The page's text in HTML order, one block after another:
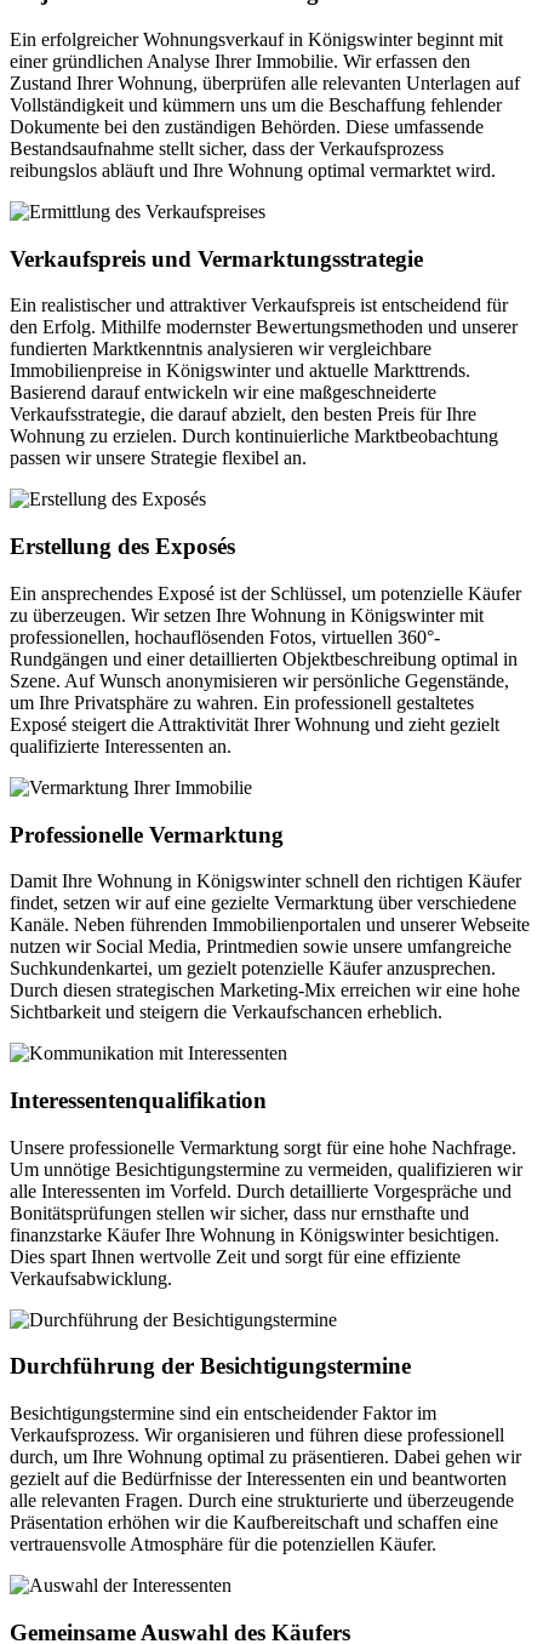
Ein erfolgreicher Wohnungsverkauf in Königswinter beginnt mit
einer gründlichen Analyse Ihrer Immobilie. Wir erfassen den
Zustand Ihrer Wohnung, überprüfen alle relevanten Unterlagen auf
Vollständigkeit und kümmern uns um die Beschaffung fehlender
Dokumente bei den zuständigen Behörden. Diese umfassende
Bestandsaufnahme stellt sicher, dass der Verkaufsprozess
reibungslos abläuft und Ihre Wohnung optimal vermarktet wird.
Verkaufspreis und Vermarktungsstrategie
Ein realistischer und attraktiver Verkaufspreis ist entscheidend für
den Erfolg. Mithilfe modernster Bewertungsmethoden und unserer
fundierten Marktkenntnis analysieren wir vergleichbare
Immobilienpreise in Königswinter und aktuelle Markttrends.
Basierend darauf entwickeln wir eine maßgeschneiderte
Verkaufsstrategie, die darauf abzielt, den besten Preis für Ihre
Wohnung zu erzielen. Durch kontinuierliche Marktbeobachtung
passen wir unsere Strategie flexibel an.
Erstellung des Exposés
Ein ansprechendes Exposé ist der Schlüssel, um potenzielle Käufer
zu überzeugen. Wir setzen Ihre Wohnung in Königswinter mit
professionellen, hochauflösenden Fotos, virtuellen 360°-
Rundgängen und einer detaillierten Objektbeschreibung optimal in
Szene. Auf Wunsch anonymisieren wir persönliche Gegenstände,
um Ihre Privatsphäre zu wahren. Ein professionell gestaltetes
Exposé steigert die Attraktivität Ihrer Wohnung und zieht gezielt
qualifizierte Interessenten an.
Professionelle Vermarktung
Damit Ihre Wohnung in Königswinter schnell den richtigen Käufer
findet, setzen wir auf eine gezielte Vermarktung über verschiedene
Kanäle. Neben führenden Immobilienportalen und unserer Webseite
nutzen wir Social Media, Printmedien sowie unsere umfangreiche
Suchkundenkartei, um gezielt potenzielle Käufer anzusprechen.
Durch diesen strategischen Marketing-Mix erreichen wir eine hohe
Sichtbarkeit und steigern die Verkaufschancen erheblich.
Interessentenqualifikation
Unsere professionelle Vermarktung sorgt für eine hohe Nachfrage.
Um unnötige Besichtigungstermine zu vermeiden, qualifizieren wir
alle Interessenten im Vorfeld. Durch detaillierte Vorgespräche und
Bonitätsprüfungen stellen wir sicher, dass nur ernsthafte und
finanzstarke Käufer Ihre Wohnung in Königswinter besichtigen.
Dies spart Ihnen wertvolle Zeit und sorgt für eine effiziente
Verkaufsabwicklung.
Durchführung der Besichtigungstermine
Besichtigungstermine sind ein entscheidender Faktor im
Verkaufsprozess. Wir organisieren und führen diese professionell
durch, um Ihre Wohnung optimal zu präsentieren. Dabei gehen wir
gezielt auf die Bedürfnisse der Interessenten ein und beantworten
alle relevanten Fragen. Durch eine strukturierte und überzeugende
Präsentation erhöhen wir die Kaufbereitschaft und schaffen eine
vertrauensvolle Atmosphäre für die potenziellen Käufer.
Gemeinsame Auswahl des Käufers